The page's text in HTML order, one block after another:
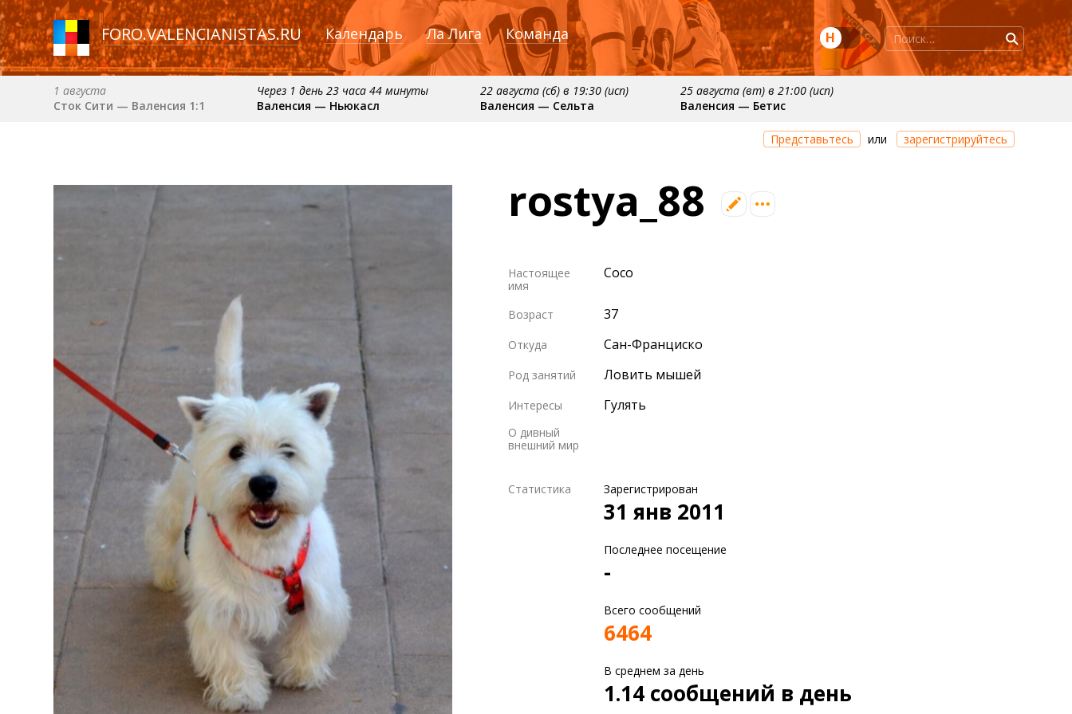
FORO.VALENCIANISTAS.RU Календарь Ла Лига Команда Н
1 августа
Сток Сити — Валенсия 1:1
Через 1 день 23 часа 44 минуты
Валенсия — Ньюкасл
22 августа (сб) в 19:30 (исп)
Валенсия — Сельта
25 августа (вт) в 21:00 (исп)
Валенсия — Бетис
примерно 20 сентября
Валенсия — Реал Сосьедад
примерно 11 октября
Расинг — Валенсия
примерно 18 октября
Представьтесь или зарегистрируйтесь
rostya_88
Настоящее
имя
Coco
Возраст 37
Откуда Сан-Франциско
Род занятий Ловить мышей
Интересы Гулять
О дивный
внешний мир
Статистика Зарегистрирован
31 янв 2011
Последнее посещение
-
Всего сообщений
6464
В среднем за день
1.14 сообщений в день